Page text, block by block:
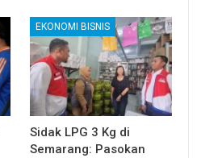
EKONOMI BISNIS
Sidak LPG 3 Kg di
Semarang: Pasokan